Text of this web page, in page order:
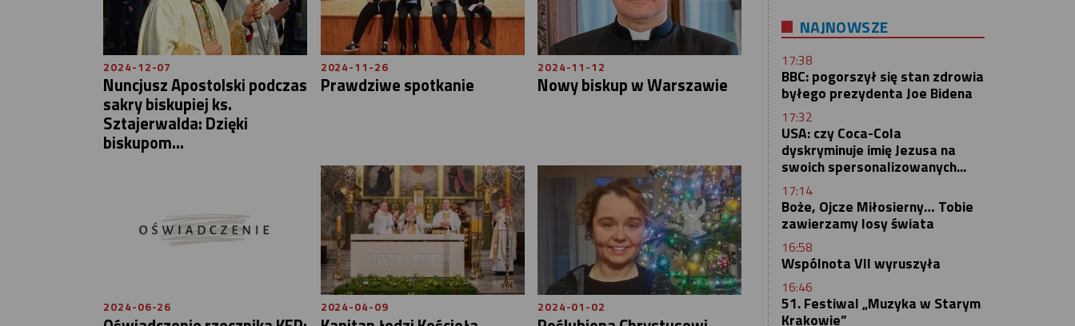
2024-12-07
Nuncjusz Apostolski podczas
sakry biskupiej ks.
Sztajerwalda: Dzięki
biskupom...
2024-11-26
Prawdziwe spotkanie
2024-11-12
Nowy biskup w Warszawie
2024-06-26 2024-04-09 2024-01-02
NAJNOWSZE
17:38
BBC: pogorszył się stan zdrowia
byłego prezydenta Joe Bidena
17:32
USA: czy Coca-Cola
dyskryminuje imię Jezusa na
swoich spersonalizowanych...
17:14
Boże, Ojcze Miłosierny… Tobie
zawierzamy losy świata
16:58
Wspólnota VII wyruszyła
16:46
51. Festiwal „Muzyka w Starym
Krakowie”